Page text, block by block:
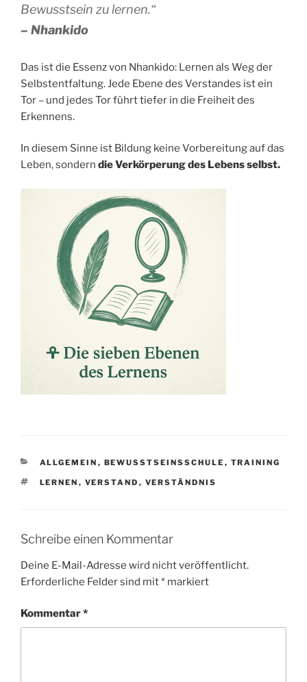
Bewusstsein zu lernen.“
– Nhankido
Das ist die Essenz von Nhankido: Lernen als Weg der
Selbstentfaltung. Jede Ebene des Verstandes ist ein
Tor – und jedes Tor führt tiefer in die Freiheit des
Erkennens.
In diesem Sinne ist Bildung keine Vorbereitung auf das
Leben, sondern die Verkörperung des Lebens selbst.
KATEGORIEN
ALLGEMEIN , BEWUSSTSEINSSCHULE , TRAINING
SCHLAGWÖRTER
LERNEN , VERSTAND , VERSTÄNDNIS
Schreibe einen Kommentar
Deine E-Mail-Adresse wird nicht veröffentlicht.
Erforderliche Felder sind mit* markiert
Kommentar*